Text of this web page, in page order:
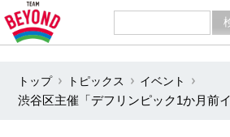
トップ トピックス
イベント
渋谷区主催「デフリンピック1か月前イ